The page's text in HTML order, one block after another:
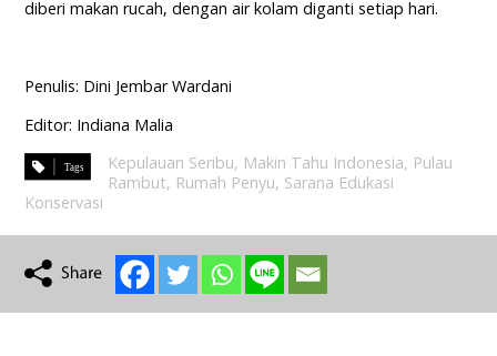
diberi makan rucah, dengan air kolam diganti setiap hari.
Penulis: Dini Jembar Wardani
Editor: Indiana Malia
Kepulauan Seribu, Makin Tahu Indonesia, Pulau
Rambut, Rumah Penyu, Sarana Edukasi
Konservasi